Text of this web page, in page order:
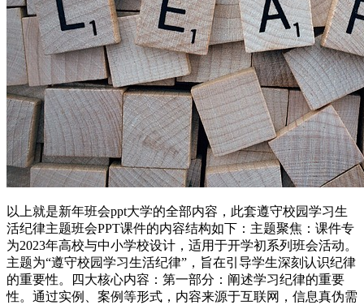
以上就是新年班会ppt大学的全部内容，此套遵守校园学习生
活纪律主题班会PPT课件的内容结构如下：主题聚焦：课件专
为2023年高校与中小学校设计，适用于开学初系列班会活动。
主题为“遵守校园学习生活纪律”，旨在引导学生深刻认识纪律
的重要性。四大核心内容：第一部分：阐述学习纪律的重要
性。通过实例、案例等形式，内容来源于互联网，信息真伪需